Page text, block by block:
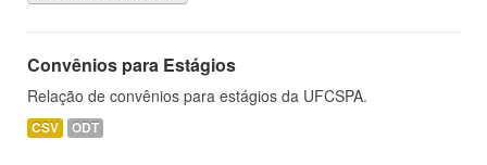
Convênios para Estágios
Relação de convênios para estágios da UFCSPA.
CSV ODT